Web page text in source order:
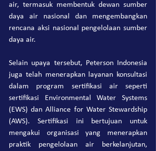
air, termasuk membentuk dewan sumber
daya air nasional dan mengembangkan
rencana aksi nasional pengelolaan sumber
daya air.
Selain upaya tersebut, Peterson Indonesia
juga telah menerapkan layanan konsultasi
dalam program sertifikasi air seperti
sertifikasi Environmental Water Systems
(EWS) dan Alliance for Water Stewardship
(AWS). Sertifikasi ini bertujuan untuk
mengakui organisasi yang menerapkan
praktik pengelolaan air berkelanjutan,